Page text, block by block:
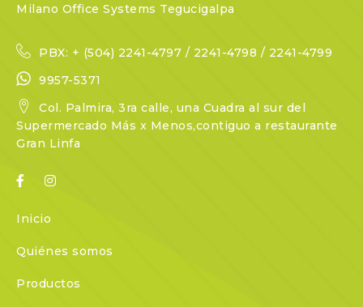
Milano Office Systems Tegucigalpa
PBX: + (504) 2241-4797 / 2241-4798 / 2241-4799
9957-5371
Col. Palmira, 3ra calle, una Cuadra al sur del
Supermercado Más x Menos,contiguo a restaurante
Gran Linfa
Inicio
Quiénes somos
Productos